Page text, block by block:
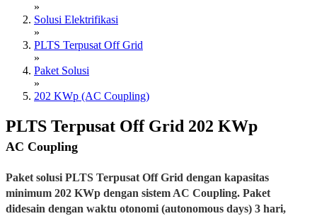
»
Solusi Elektrifikasi
»
PLTS Terpusat Off Grid
»
Paket Solusi
»
202 KWp (AC Coupling)
PLTS Terpusat Off Grid 202 KWp
AC Coupling
Paket solusi PLTS Terpusat Off Grid dengan kapasitas
minimum 202 KWp dengan sistem AC Coupling. Paket
didesain dengan waktu otonomi (autonomous days) 3 hari,